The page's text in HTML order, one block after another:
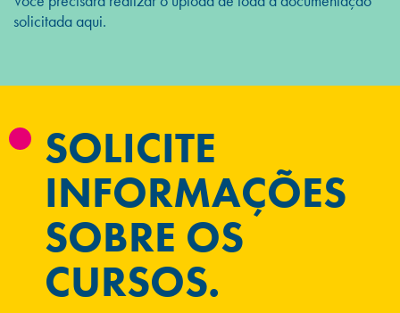
solicitada aqui.
SOLICITE
INFORMAÇÕES
SOBRE OS
CURSOS.